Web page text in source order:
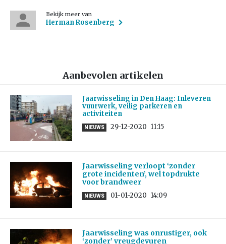
Bekijk meer van
Herman Rosenberg
Aanbevolen artikelen
Jaarwisseling in Den Haag: Inleveren
vuurwerk, veilig parkeren en
activiteiten
NIEUWS 29-12-2020 11:15
Jaarwisseling verloopt ‘zonder
grote incidenten’, wel topdrukte
voor brandweer
NIEUWS 01-01-2020 14:09
Jaarwisseling was onrustiger, ook
‘zonder’ vreugdevuren